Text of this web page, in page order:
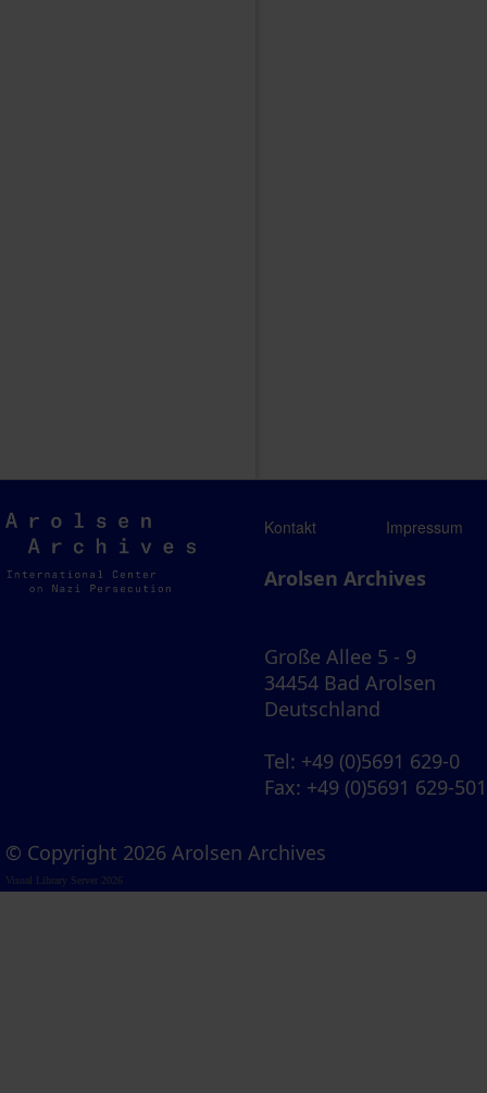
Arolsen
Archives
Kontakt Impressum
Arolsen Archives
Große Allee 5 - 9
34454 Bad Arolsen
Deutschland
Tel: +49 (0)5691 629-0
Fax: +49 (0)5691 629-501
© Copyright 2026 Arolsen Archives
Visual Library Server 2026